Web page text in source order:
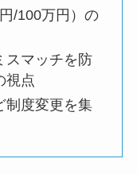
/100万円）の
スマッチを防
視点
制度変更を集